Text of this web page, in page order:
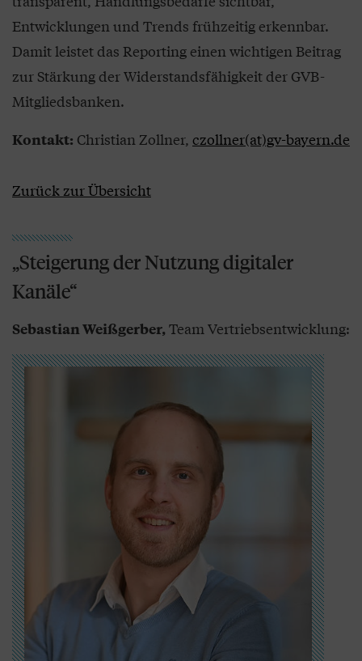
Entwicklungen und Trends frühzeitig erkennbar.
Damit leistet das Reporting einen wichtigen Beitrag
zur Stärkung der Widerstandsfähigkeit der GVB-
Mitgliedsbanken.
Kontakt: Christian Zollner, czollner(at)gv-bayern.de
Zurück zur Übersicht
„Steigerung der Nutzung digitaler
Kanäle“
Sebastian Weißgerber, Team Vertriebsentwicklung: